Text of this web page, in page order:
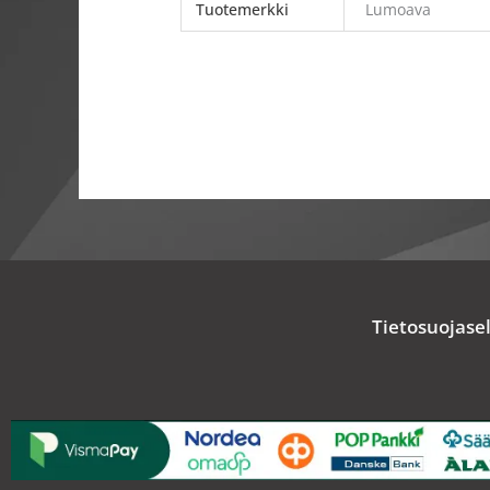
Tuotemerkki Lumoava